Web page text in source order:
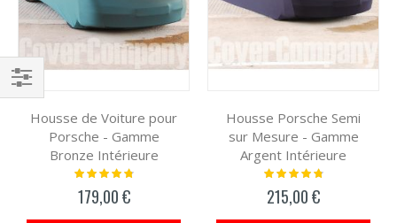
Housse de Voiture pour
Porsche - Gamme
Bronze Intérieure
Notation:
179,00 €
Housse Porsche Semi
sur Mesure - Gamme
Argent Intérieure
Notation:
215,00 €
Filtrer
par